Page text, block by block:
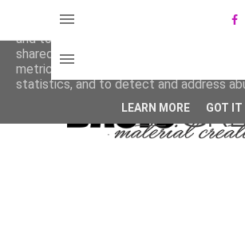
This site uses cookies from Google to
and to analyze traffic. Your IP address
shared with Google along with
metrics to ensure quality of service,
statistics, and to detect and address
LEARN MORE GOT IT